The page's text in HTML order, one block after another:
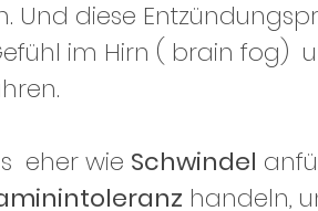
diese
im Hirn ( brain fog)
eher wie Schwindel
handeln,